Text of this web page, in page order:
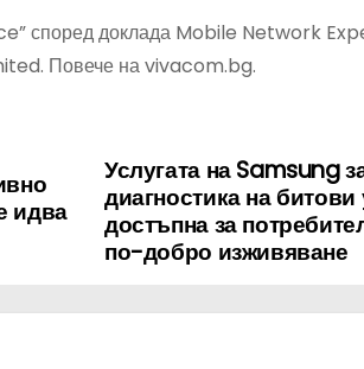
според доклада Mobile Network
Повече на vivacom.bg.
Услугата на Samsung
диагностика на
достъпна за
по-добро изживяване
идва